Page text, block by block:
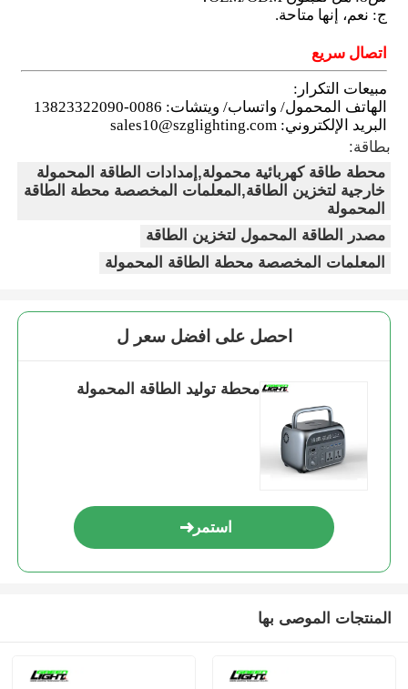
ج: نعم، إنها متاحة.
اتصال سريع
مبيعات التكرار:
الهاتف المحمول/ واتساب/ ويتشات: 0086-13823322090
البريد الإلكتروني: sales10@szglighting.com
بطاقة:
محطة طاقة كهربائية محمولة,إمدادات الطاقة المحمولة
خارجية لتخزين الطاقة,المعلمات المخصصة محطة الطاقة
المحمولة
مصدر الطاقة المحمول لتخزين الطاقة
المعلمات المخصصة محطة الطاقة المحمولة
احصل على افضل سعر ل
محطة توليد الطاقة المحمولة
استمر
المنتجات الموصى بها